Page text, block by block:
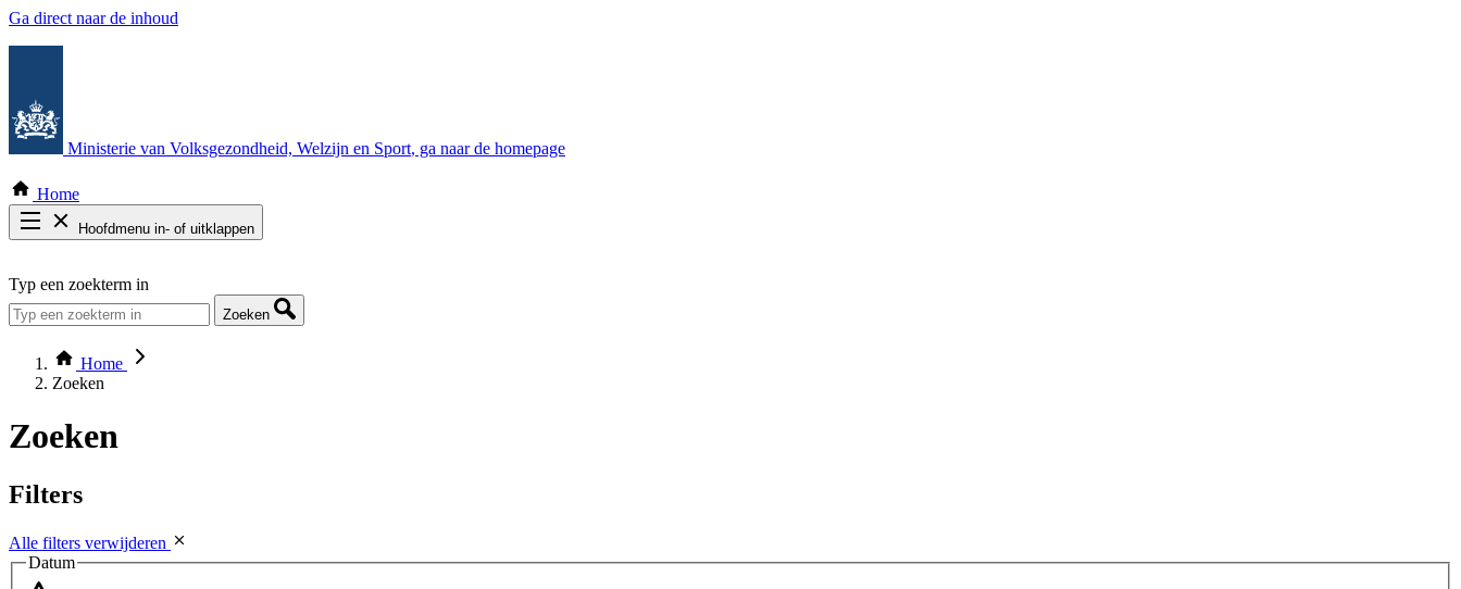
Ga direct naar de inhoud
Ministerie van Volksgezondheid, Welzijn en Sport, ga naar de homepage
Home
Hoofdmenu in- of uitklappen
Thema COVID-19
Bekijk per bestuursorgaan
Typ een zoekterm in
Zoeken
Home
Zoeken
Zoeken
Filters
Alle filters verwijderen
Datum